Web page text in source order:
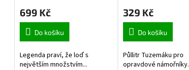
699 Kč
Do košíku
Legenda praví, že loď s
největším množstvím...
329 Kč
Do košíku
Půllitr Tuzemáku pro
opravdové námořníky.